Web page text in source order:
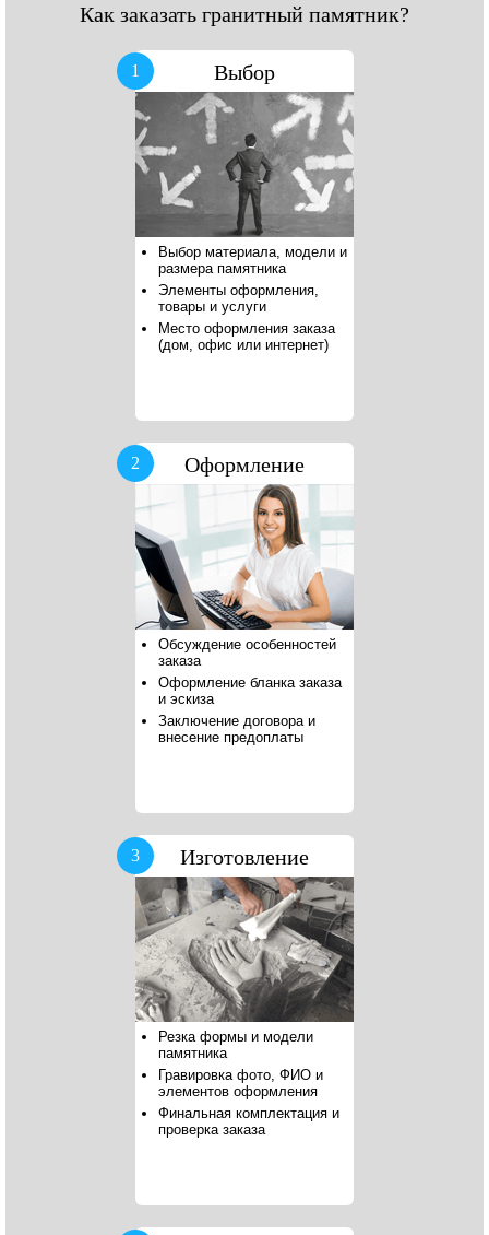
Как заказать гранитный памятник?
1 Выбор
Выбор материала, модели и
размера памятника
Элементы оформления,
товары и услуги
Место оформления заказа
(дом, офис или интернет)
2 Оформление
Обсуждение особенностей
заказа
Оформление бланка заказа
и эскиза
Заключение договора и
внесение предоплаты
3 Изготовление
Резка формы и модели
памятника
Гравировка фото, ФИО и
элементов оформления
Финальная комплектация и
проверка заказа